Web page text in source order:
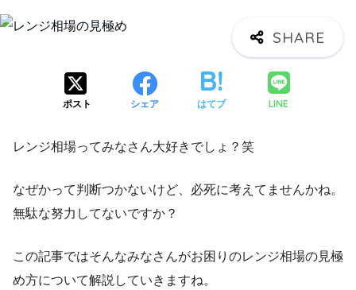
ポスト シェア はてブ LINE
レンジ相場ってみなさん大好きでしょ？笑
なぜかって判断つかないけど、必死に考えてませんかね。
無駄な努力してないですか？
この記事ではそんなみなさんがお困りのレンジ相場の見極
め方について解説していきますね。